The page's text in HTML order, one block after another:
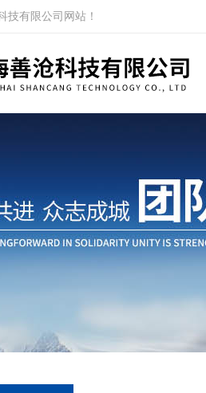
技有限公司网站！